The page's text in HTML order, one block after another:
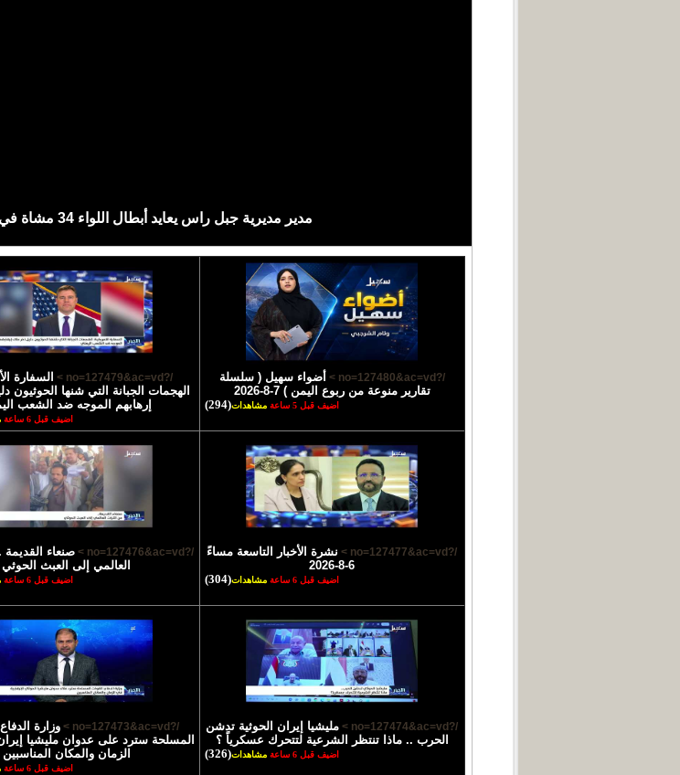
مدير مديرية جبل راس يعايد أبطال اللواء 34 مشاة في مقبنة ويؤكد الدعم الشعبي للمقاومة الوطنية
/?no=127480&ac=vd >
أضواء سهيل ( سلسلة
تقارير منوعة من ربوع اليمن ) 7-8-2026
اضيف قبل 5 ساعة مشاهدات(294)
/?no=127479&ac=vd >
السفارة
الهجمات الجبانة التي شنها الحوثيون
إرهابهم الموجه ضد الشعب
اضيف قبل 6 ساعة
/?no=127477&ac=vd >
نشرة الأخبار التاسعة مساءً
6-8-2026
اضيف قبل 6 ساعة مشاهدات(304)
/?no=127476&ac=vd >
صنعاء
العالمي إلى العبث الحوثي
اضيف قبل 6 ساعة
/?no=127474&ac=vd >
مليشيا إيران الحوثية تدشن
الحرب .. ماذا تنتظر الشرعية لتتحرك عسكرياً ؟
اضيف قبل 6 ساعة مشاهدات(326)
/?no=127473&ac=vd >
وزارة
المسلحة سترد على عدوان مليشيا
الزمان والمكان المناسبين
اضيف قبل 6 ساعة